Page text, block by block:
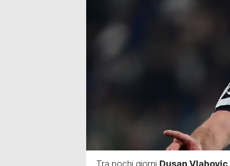
Tra pochi giorni Dusan Vlahovic